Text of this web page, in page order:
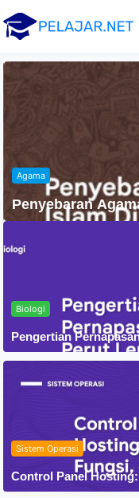
Agama
Penyebaran
Biologi
Pengertian
Sistem Operasi
Control Panel